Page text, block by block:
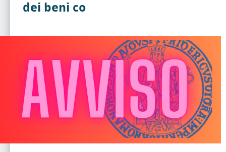
dei beni co